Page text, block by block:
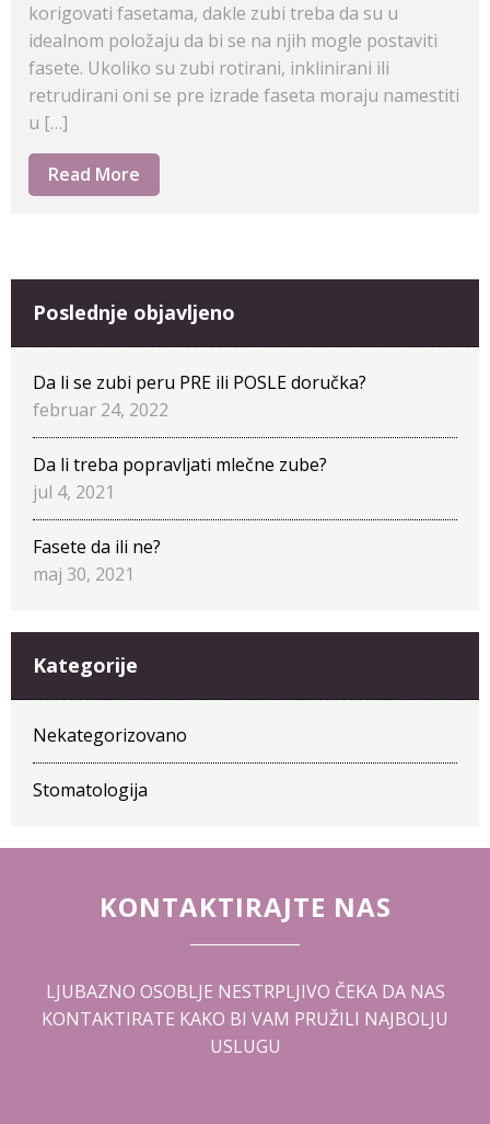
korigovati fasetama, dakle zubi treba da su u
idealnom položaju da bi se na njih mogle postaviti
fasete. Ukoliko su zubi rotirani, inklinirani ili
retrudirani oni se pre izrade faseta moraju namestiti
u […]
Read More
Poslednje objavljeno
Da li se zubi peru PRE ili POSLE doručka?
februar 24, 2022
Da li treba popravljati mlečne zube?
jul 4, 2021
Fasete da ili ne?
maj 30, 2021
Kategorije
Nekategorizovano
Stomatologija
KONTAKTIRAJTE NAS
LJUBAZNO OSOBLJE NESTRPLJIVO ČEKA DA NAS
KONTAKTIRATE KAKO BI VAM PRUŽILI NAJBOLJU
USLUGU